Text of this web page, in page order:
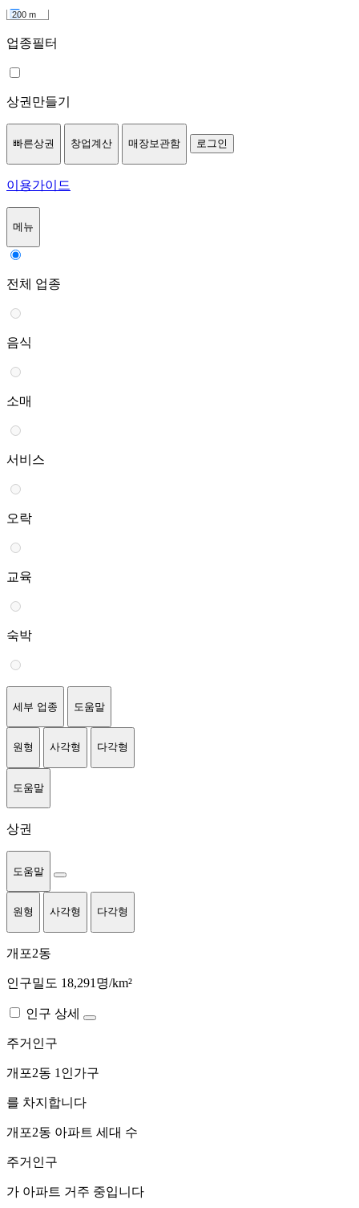
200 m
업종필터
상권만들기
빠른상권 창업계산 매장보관함 로그인
이용가이드
메뉴
전체 업종
음식
소매
서비스
오락
교육
숙박
세부 업종 도움말
원형 사각형 다각형
도움말
상권
도움말
원형 사각형 다각형
개포2동
인구밀도 18,291명/km²
인구 상세
주거인구
개포2동 1인가구
를 차지합니다
개포2동 아파트 세대 수
주거인구
가 아파트 거주 중입니다